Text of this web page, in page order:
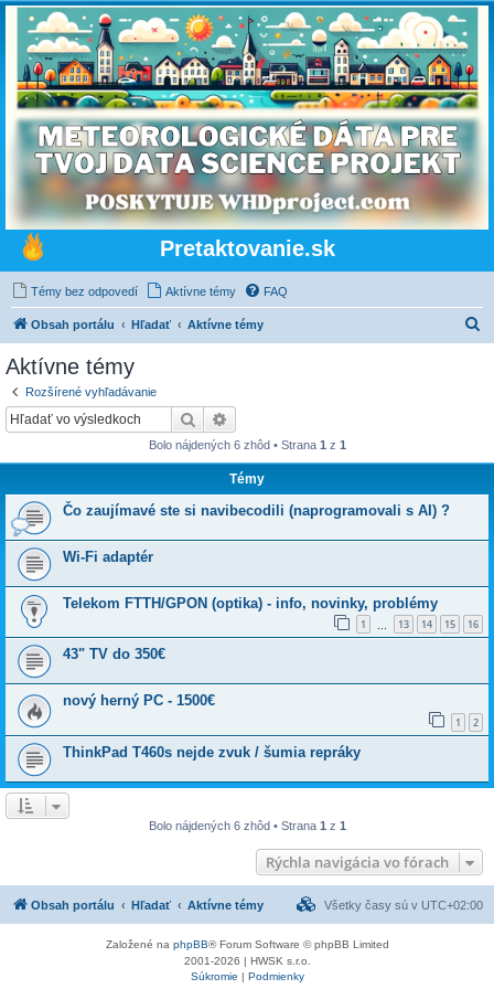
Pretaktovanie.sk
Témy bez odpovedí Aktívne témy FAQ
Obsah portálu Hľadať Aktívne témy
Aktívne témy
Rozšírené vyhľadávanie
Hľadať
Bolo nájdených 6 zhôd • Strana 1 z 1
Témy
Čo zaujímavé ste si navibecodili (naprogramovali s AI) ?
Wi-Fi adaptér
Telekom FTTH/GPON (optika) - info, novinky, problémy
1 13 14 15 16
43" TV do 350€
nový herný PC - 1500€
1 2
ThinkPad T460s nejde zvuk / šumia repráky
Bolo nájdených 6 zhôd • Strana 1 z 1
Rýchla navigácia vo fórach
Obsah portálu Hľadať Aktívne témy Všetky časy sú v UTC+02:00
Založené na phpBB® Forum Software © phpBB Limited
2001-2026 | HWSK s.r.o.
Súkromie | Podmienky